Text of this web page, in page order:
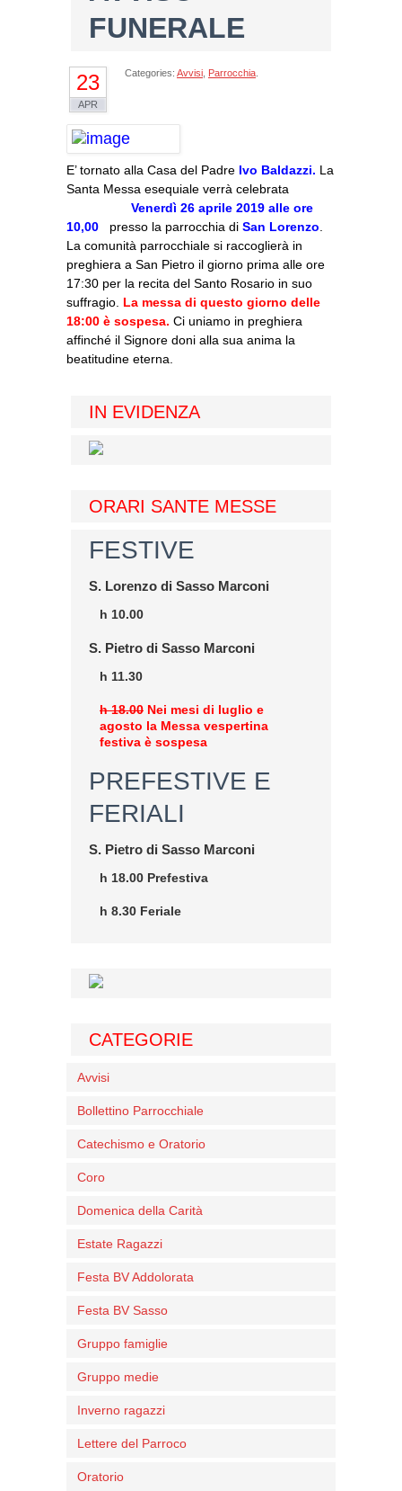
FUNERALE
23
APR
Categories: Avvisi Parrocchia
E’ tornato alla Casa del Padre Ivo Baldazzi. La
Santa Messa esequiale verrà celebrata
Venerdì 26 aprile 2019 alle ore
10,00 presso la parrocchia di San Lorenzo
La comunità parrocchiale si raccoglierà in
preghiera a San Pietro il giorno prima alle ore
17:30 per la recita del Santo Rosario in suo
suffragio. La messa di questo giorno delle
18:00 è sospesa. Ci uniamo in preghiera
affinché il Signore doni alla sua anima la
beatitudine eterna.
IN EVIDENZA
ORARI SANTE MESSE
FESTIVE
S. Lorenzo di Sasso Marconi
h 10.00
S. Pietro di Sasso Marconi
h 11.30
h 18.00 Nei mesi di luglio e
agosto la Messa vespertina
festiva è sospesa
PREFESTIVE E
FERIALI
S. Pietro di Sasso Marconi
h 18.00 Prefestiva
h 8.30 Feriale
CATEGORIE
Avvisi
Bollettino Parrocchiale
Catechismo e Oratorio
Coro
Domenica della Carità
Estate Ragazzi
Festa BV Addolorata
Festa BV Sasso
Gruppo famiglie
Gruppo medie
Inverno ragazzi
Lettere del Parroco
Oratorio